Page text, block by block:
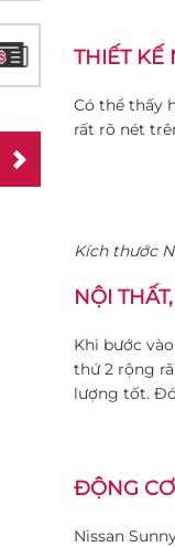
THIẾT KẾ
Có thể thấy
rất rõ nét
Kích thước
NỘI
Khi bước
thứ 2 rộng
lượng tốt.
ĐỘNG
Nissan